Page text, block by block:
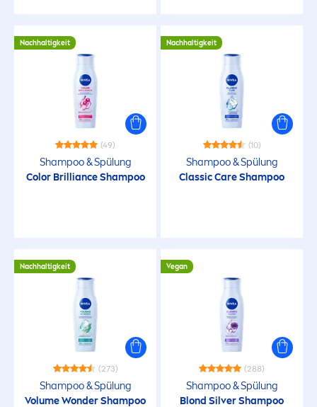
BEDÜRFNISSE
Beschädigtes Haar
Fettige Kopfhaut
Haarpflege
Haarvolumen
mehr Glanz
Nachhaltigkeit
Nachhaltigkeit
(49)
Shampoo & Spülung
ColorBrilliance Shampoo
Nachhaltigkeit
(10)
Shampoo & Spülung
ClassicCareShampoo
Nachhaltigkeit
(273)
Shampoo & Spülung
Volume Wonder Shampoo
Vegan
(288)
Shampoo & Spülung
Blond Silver Shampoo